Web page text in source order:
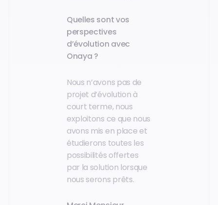
Quelles sont vos
perspectives
d’évolution avec
Onaya ?
Nous n’avons pas de
projet d’évolution à
court terme, nous
exploitons ce que nous
avons mis en place et
étudierons toutes les
possibilités offertes
par la solution lorsque
nous serons prêts.